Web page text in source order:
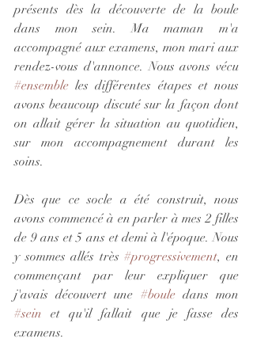
présents dès la découverte de la boule
dans mon sein. Ma maman m'a
accompagné aux examens, mon mari aux
#ensemble les différentes étapes et nous
avons beaucoup discuté sur la façon dont
on allait gérer la situation au quotidien,
sur mon accompagnement durant les
soins.
Dès que ce socle a été construit, nous
avons commencé à en parler à mes 2 filles
de 9 ans et 5 ans et demi à l'époque. Nous
y sommes allés très #progressivement, en
commençant par leur expliquer que
j'avais découvert une #boule
#sein et qu'il fallait que je fasse des
examens.